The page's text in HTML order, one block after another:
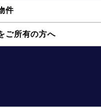
件
ご所有の方へ